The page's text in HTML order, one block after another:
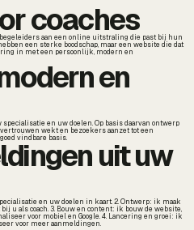
coaches
aan een online uitstraling die past bij hun
een sterke boodschap, maar een website die dat
in met een persoonlijk, modern en
en
en uw doelen. Op basis daarvan ontwerp
wekt en bezoekers aanzet tot een
vindbare basis. uit uw
en uw doelen in kaart. 2. Ontwerp: ik maak
u als coach. 3. Bouw en content: ik bouw de website,
voor mobiel en Google. 4. Lancering en groei: ik
voor meer aanmeldingen.